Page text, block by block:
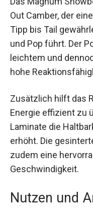
Das Magnum
Cam-Out Camber,
Spannung von Tipp
mehr Stabilität und
besteht aus
Zusätzlich hilft das
Energie effizient zu
Lite Laminate die
Boards erhöht. Die
Base bietet zudem
Nutzen und